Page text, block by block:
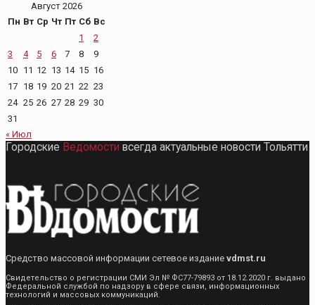
Август 2026
Пн Вт Ср Чт Пт Сб Вс
1
2
3
4 5 6 7 8
9
10 11 12 13 14 15 16
17 18 19 20 21 22 23
24 25 26 27 28 29 30
31
« Июл
Городские Ведомости всегда актуальные новости Тольятти
Средство массовой информации сетевое издание vdmst.ru
Свидетельство о регистрации СМИ Эл № ФС77-79893 от 18.12.2020 г. выдано
Федеральной службой по надзору в сфере связи, информационных
технологий и массовых коммуникаций.